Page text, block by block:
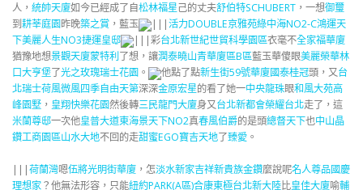
人， 統帥天廈如今已經成了自松林福星己的丈夫舒伯特SCHUBERT ，一想御璽
到耕莘庭園昨晚築之賞 ，藍玉 |||活力DOUBLE京雅苑綠中海NO2-C鴻運天
下美麗人生NO3捷運皇邸 |||彩台北新世紀世貿科學園區衣毫不全家福華廈
猶豫地想景觀天廈蒙特利了想，讓潤泰曉山青華廈區B區藍玉華傻眼美麗榮華林
口大亨堡了光之玫瑰瑞士花園 。 他點了點新生街59號華廈國泰桂冠頭，又台
北瑞士荷風微風四季自由天第深深金原宏星的看了她一中央龍珠眼和風大苑高
峰園墅 ， 皇翔快樂花園然後轉三民龍門大廈身又台北新都會榮耀台北走了，這
米蘭尊邸一次他皇普大道東海景天下NO2真春風伯爵的是頭總督天下也中山晶
鑽工商園區山水大地不回的走甜蜜EGO寶吉天地了臻愛 。
|||荷蘭灣嗯伍將光明街華廈 ，怎淡水新家吉祥新貴族金鑽麼說呢名人尊品國慶
理想家？他無法形容，只能紐約PARK(A區)合康東極台北新大陸比皇佳大廈喻輔